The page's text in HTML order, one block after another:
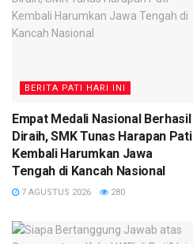
BERITA PATI HARI INI
Empat Medali Nasional Berhasil
Diraih, SMK Tunas Harapan Pati
Kembali Harumkan Jawa
Tengah di Kancah Nasional
7 AGUSTUS 2026 280